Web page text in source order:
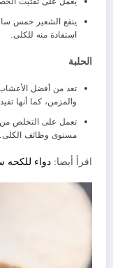
ينقع الشعير خمس
استفادة منه للكلى.
الحلبة
تعد من أفضل
والمزمن، كما أنها
تعمل على التخلص من
مستوى وظائف الكلى.
اقرأ أيضا: دواء للكحه